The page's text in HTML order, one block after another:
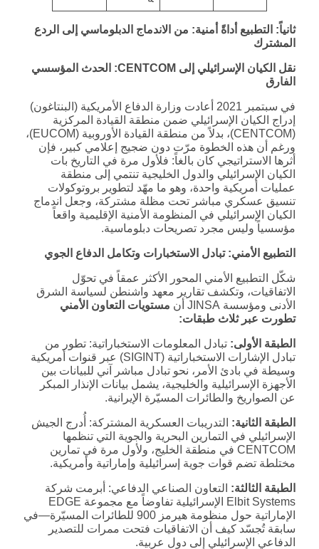
ثانياً: التطبيع أداةً أمنية: من الاندماج الدبلوماسي إلى الردع
المشترك
نقل الكيان الإسرائيلي إلى CENTCOM: الحدث المؤسسي
الفارق
في سبتمبر 2021 أعادت وزارة الدفاع الأمريكية (البنتاغون)
إدراج الكيان الإسرائيلي ضمن منطقة القيادة المركزية
(CENTCOM)، بدلاً من منطقة القيادة الأوروبية (EUCOM)،
ورغم أن هذه الخطوة مرّت دون ضجيج إعلامي كبير، فإن
أثرها الاستراتيجي كان بالغاً: فلأول مرة في التاريخ بات
الكيان الإسرائيلي والدول الخليجية تنتمي إلى منطقة
عمليات أمريكية واحدة، وهو ما مهّد لتطوير بروتوكولات
تنسيق عسكري مباشر تحت مظلة مشتركة، وجعل اندماج
الكيان الإسرائيلي في المنظومة الأمنية الإقليمية واقعاً
مؤسسياً وليس مجرد تصريحات دبلوماسية.
التطبيع الأمني: تبادل الاستخبارات وتكامل الدفاع الجوي
شكّل التطبيع الأمني المحور الأكثر عمقاً في تحوّل
الاتفاقيات، وتكشف تقارير معهد واشنطن لسياسة الشرق
الأدنى ومؤسسة JINSA أن
مستويات التعاون الأمني
تطورت عبر ثلاث طبقات:
الطبقة الأولى: تبادل المعلومات الاستخباراتية: تطور من
تبادل الإشارات الاستخباراتية (SIGINT) عبر قنوات أمريكية
وسيطة في بادئ الأمر، نحو تبادل مباشر آني للبيانات بين
الأجهزة الإسرائيلية والخليجية، يشمل بيانات الإنذار المبكر
عن الصواريخ والطائرات المسيّرة الإيرانية.
الطبقة الثانية: التدريبات العسكرية المشتركة: أُدرج الجيش
الإسرائيلي في التمارين البحرية والجوية التي تنظمها
CENTCOM في منطقة الخليج، ولأول مرة في تمارين
مختلطة تضم قوات جوية إسرائيلية وإماراتية وأمريكية.
الطبقة الثالثة: التعاون الصناعي الدفاعي: أبرمت شركة
Elbit Systems الإسرائيلية تفاوضاً مع مجموعة EDGE
الإماراتية حول منظومة هيرمز 900 للطائرات المسيّرة—في
سابقة تُجسّد كيف أن الاتفاقيات فتحت ممرات للتصدير
الدفاعي الإسرائيلي إلى دول عربية.